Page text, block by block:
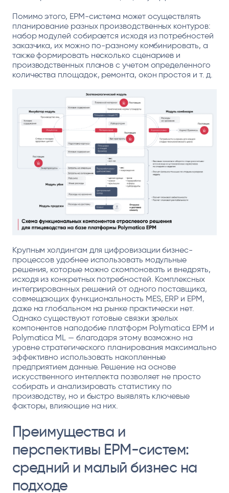
Помимо этого, EPM-система может осуществлять
планирование разных производственных контуров:
набор модулей собирается исходя из потребностей
заказчика, их можно по-разному комбинировать, а
также формировать несколько сценариев и
производственных планов с учетом определенного
количества площадок, ремонта, окон простоя и т. д.
Крупным холдингам для цифровизации бизнес-
процессов удобнее использовать модульные
решения, которые можно скомпоновать и внедрять,
исходя из конкретных потребностей. Комплексных
интегрированных решений от одного поставщика,
совмещающих функциональность MES, ERP и EPM,
даже на глобальном на рынке практически нет.
Однако существуют готовые связки зрелых
компонентов наподобие платформ Polymatica EPM и
Polymatica ML — благодаря этому возможно на
уровне стратегического планирования максимально
эффективно использовать накопленные
предприятием данные. Решение на основе
искусственного интеллекта позволяет не просто
собирать и анализировать статистику по
производству, но и быстро выявлять ключевые
факторы, влияющие на них.
Преимущества и
перспективы EPM-систем:
средний и малый бизнес на
подходе